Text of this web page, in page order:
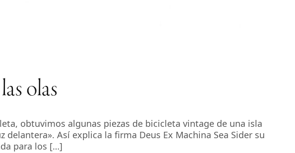
olas
obtuvimos algunas piezas de bicicleta vintage de una isla
Así explica la firma Deus Ex Machina Sea Sider su
para los […]